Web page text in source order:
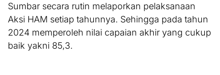
Sumbar secara rutin melaporkan pelaksanaan
Aksi HAM setiap tahunnya. Sehingga pada tahun
2024 memperoleh nilai capaian akhir yang cukup
baik yakni 85,3.